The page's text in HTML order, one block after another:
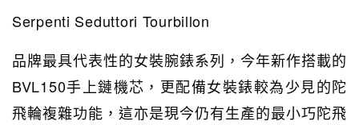
Serpenti Seduttori Tourbillon
品牌最具代表性的女裝腕錶系列，今年新作搭載的
BVL150手上鏈機芯，更配備女裝錶較為少見的陀
飛輪複雜功能，這亦是現今仍有生產的最小巧陀飛